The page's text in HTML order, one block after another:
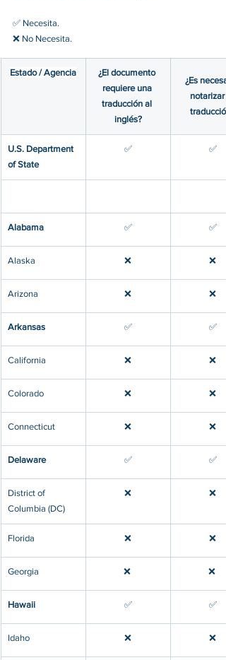
✅ Necesita.
❌ No Necesita.
Estado / Agencia
¿El documento
requiere una
traducción al
inglés?
​¿Es
notarizar
​U.S. Department
of State
​✅ ​✅
​Alabama ​✅ ​✅
​Alaska ❌ ❌
​Arizona ❌ ❌
​Arkansas ​✅ ​✅
​California ❌ ❌
​Colorado ❌ ❌
​Connecticut ❌ ❌
​Delaware ​✅ ​✅
​District of
Columbia (DC)
❌ ❌
​Florida ❌ ❌
Georgia ❌ ❌
​Hawaii ​✅ ​✅
​Idaho ❌ ❌